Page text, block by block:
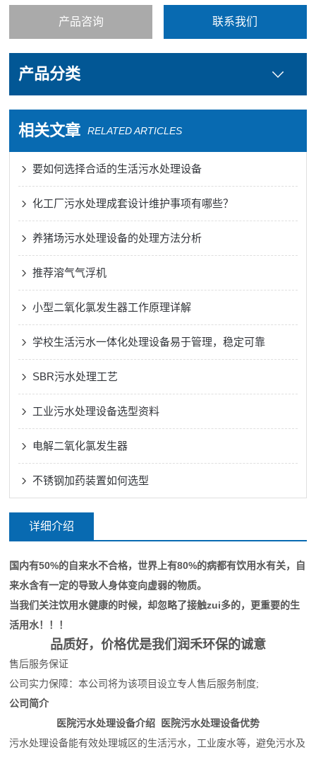
产品咨询 联系我们
产品分类
相关文章 RELATED ARTICLES
要如何选择合适的生活污水处理设备
化工厂污水处理成套设计维护事项有哪些？
养猪场污水处理设备的处理方法分析
推荐溶气气浮机
小型二氧化氯发生器工作原理详解
学校生活污水一体化处理设备易于管理，稳定可靠
SBR污水处理工艺
工业污水处理设备选型资料
电解二氧化氯发生器
不锈钢加药装置如何选型
详细介绍
国内有50%的自来水不合格，世界上有80%的病都有饮用水有关，自
来水含有一定的导致人身体变向虚弱的物质。
当我们关注饮用水健康的时候，却忽略了接触zui多的，更重要的生
活用水！！！
品质好，价格优是我们润禾环保的诚意
售后服务保证
公司实力保障：本公司将为该项目设立专人售后服务制度;
公司简介
医院污水处理设备介绍 医院污水处理设备优势
污水处理设备能有效处理城区的生活污水，工业废水等，避免污水及